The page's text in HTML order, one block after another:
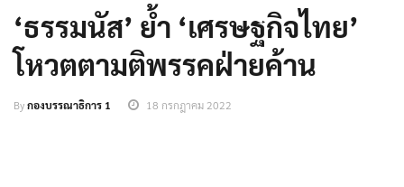
‘ธรรมนัส’ ย้ำ ‘เศรษฐกิจไทย’
โหวตตามติพรรคฝ่ายค้าน
Byกองบรรณาธิการ 1 18 กรกฎาคม 2022